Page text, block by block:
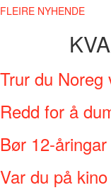
FLEIRE NYHENDE
Trur du Noreg
Redd for å
Bør 12-
Var du på